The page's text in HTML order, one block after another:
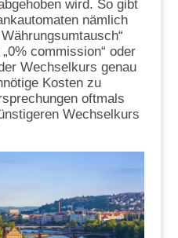
wird. So gibt
nämlich
commission“ oder
Wechselkurs genau
Kosten zu
oftmals
Wechselkurs